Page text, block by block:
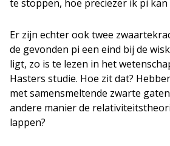
te stoppen, hoe preciezer ik pi kan
Er zijn echter ook twee
de gevonden pi een eind bij de
ligt, zo is te lezen in het
Hasters studie. Hoe zit dat?
met samensmeltende zwarte
andere manier de
lappen?